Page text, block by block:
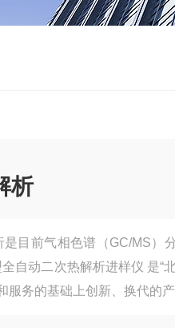
析
是目前气相色谱（GC/MS）
自动二次热解析进样仪 是“
务的基础上创新、换代的产